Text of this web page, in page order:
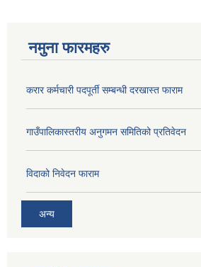
नमुना फारमहरु
करार कर्मचारी पदपूर्ती सम्बन्धी दरखास्त फाराम
गाउँपालिकास्तरीय अनुगमन समितिको प्रतिवेदन
विदाको निवेदन फाराम
अन्य